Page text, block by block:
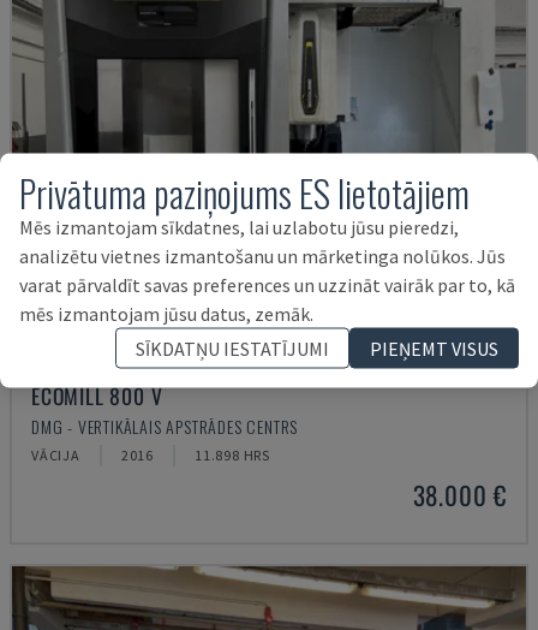
ECOMILL 800 V
DMG - VERTIKĀLAIS APSTRĀDES CENTRS
VĀCIJA 2016 11.898 HRS
38.000 €
Privātuma paziņojums ES lietotājiem
Mēs izmantojam sīkdatnes, lai uzlabotu jūsu pieredzi,
analizētu vietnes izmantošanu un mārketinga nolūkos. Jūs
varat pārvaldīt savas preferences un uzzināt vairāk par to, kā
mēs izmantojam jūsu datus, zemāk.
SĪKDATŅU IESTATĪJUMI
PIEŅEMT VISUS